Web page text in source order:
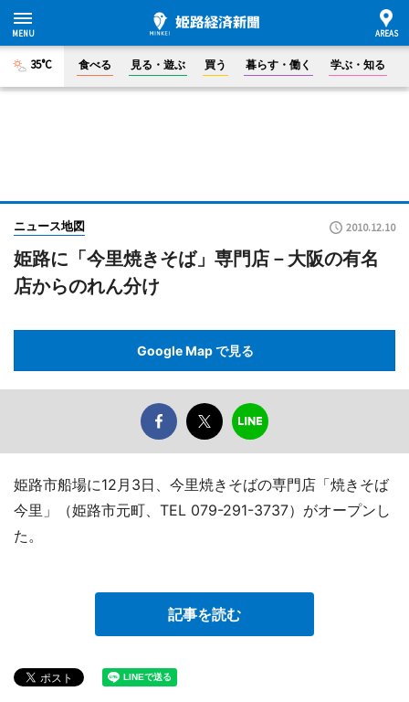
35°C 食べる 見る・遊ぶ 買う 暮らす・働く 学ぶ・知る
ニュース地図 2010.12.10
姫路に「今里焼きそば」専門店－大阪の有名
店からのれん分け
Google Map で見る
姫路市船場に12月3日、今里焼きそばの専門店「焼きそば
今里」（姫路市元町、TEL 079-291-3737）がオープンし
た。
記事を読む